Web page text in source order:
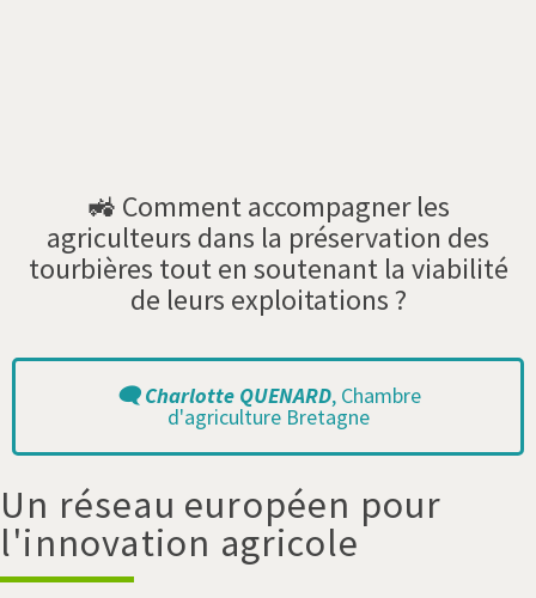
🚜 Comment accompagner les
agriculteurs dans la préservation des
tourbières tout en soutenant la viabilité
de leurs exploitations ?
🗨️ Charlotte QUENARD, Chambre
d'agriculture Bretagne
Un réseau européen pour
l'innovation agricole